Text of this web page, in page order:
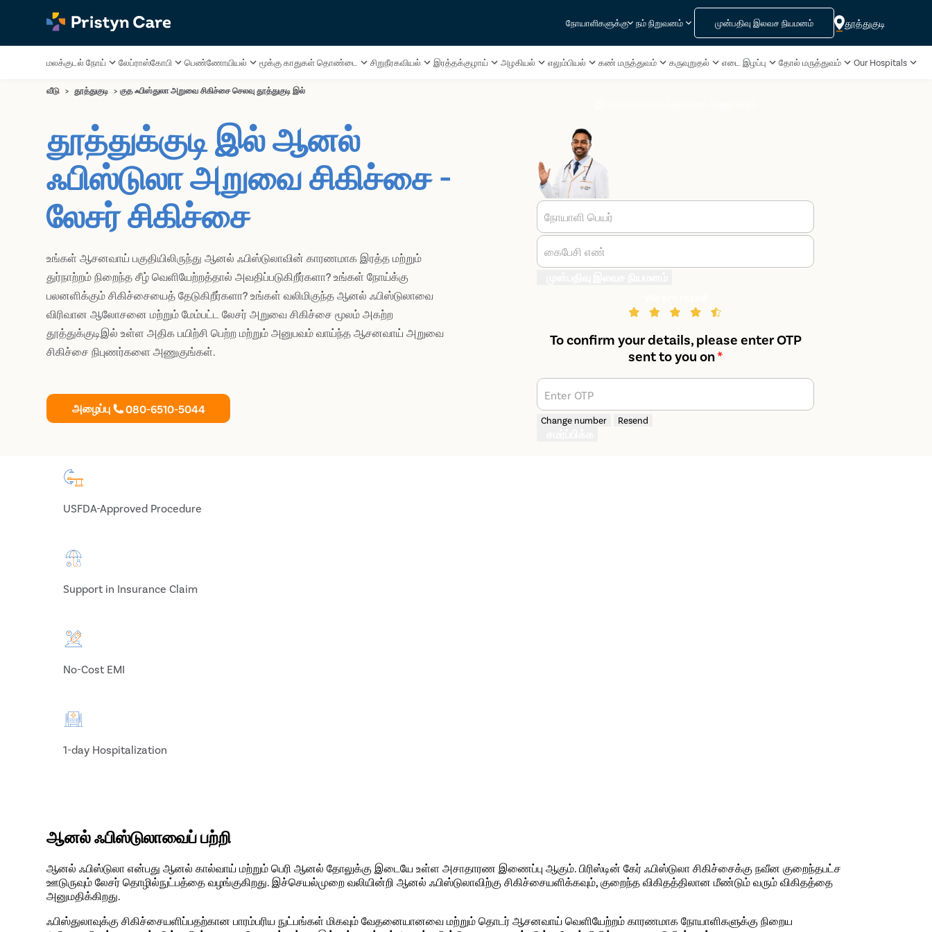
நோயாளிகளுக்கு நம் நிறுவனம் முன்பதிவு இலவச நியமனம் தூத்துகுடி
மலக்குடல் நோய் லேப்ராஸ்கோபி பெண்ணோயியல் மூக்கு காதுகள் தொண்டை சிறுநீரகவியல் இரத்தக்குழாய் அழகியல் எலும்பியல் கண் மருத்துவம் கருவுறுதல் எடை இழப்பு தோல் மருத்துவம் Our Hospitals
வீடு > தூத்துகுடி > குத ஃபிஸ்துலா அறுவை சிகிச்சை செலவு தூத்துகுடி இல்
தூத்துக்குடி இல் ஆனல்
ஃபிஸ்டுலா அறுவை சிகிச்சை -
லேசர் சிகிச்சை
உங்கள் ஆசனவாய் பகுதியிலிருந்து ஆனல் ஃபிஸ்டுலாவின் காரணமாக இரத்த மற்றும்
துர்நாற்றம் நிறைந்த சீழ் வெளியேற்றத்தால் அவதிப்படுகிறீர்களா? உங்கள் நோய்க்கு
பலனளிக்கும் சிகிச்சையைத் தேடுகிறீர்களா? உங்கள் வலிமிகுந்த ஆனல் ஃபிஸ்டுலாவை
விரிவான ஆலோசனை மற்றும் மேம்பட்ட லேசர் அறுவை சிகிச்சை மூலம் அகற்ற
தூத்துக்குடிஇல் உள்ள அதிக பயிற்சி பெற்ற மற்றும் அனுபவம் வாய்ந்த ஆசனவாய் அறுவை
சிகிச்சை நிபுணர்களை அணுகுங்கள்.
அழைப்பு 080-6510-5044
நோயாளி பெயர்
கைபேசி எண்
To confirm your details, please enter OTP
sent to you on*
Enter OTP
Change number Resend
USFDA-Approved Procedure
Support in Insurance Claim
No-Cost EMI
1-day Hospitalization
ஆனல் ஃபிஸ்டுலாவைப் பற்றி
ஆனல் ஃபிஸ்டுலா என்பது ஆனல் கால்வாய் மற்றும் பெரி ஆனல் தோலுக்கு இடையே உள்ள அசாதாரண இணைப்பு ஆகும். பிரிஸ்டின் கேர் ஃபிஸ்டுலா சிகிச்சைக்கு நவீன குறைந்தபட்ச
ஊடுருவும் லேசர் தொழில்நுட்பத்தை வழங்குகிறது. இச்செயல்முறை வலியின்றி ஆனல் ஃபிஸ்டுலாவிற்கு சிகிச்சையளிக்கவும், குறைந்த விகிதத்திலான மீண்டும் வரும் விகிதத்தை
அனுமதிக்கிறது.
ஃபிஸ்துலாவுக்கு சிகிச்சையளிப்பதற்கான பாரம்பரிய நுட்பங்கள் மிகவும் வேதனையானவை மற்றும் தொடர் ஆசனவாய் வெளியேற்றம் காரணமாக நோயாளிகளுக்கு நிறைய